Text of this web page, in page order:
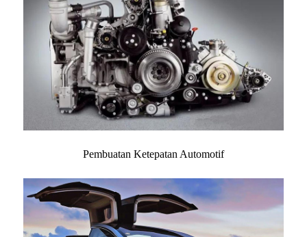
Pembuatan Ketepatan Automotif